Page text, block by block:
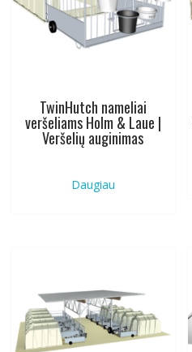
TwinHutch nameliai
veršeliams Holm & Laue |
Veršelių auginimas
Daugiau